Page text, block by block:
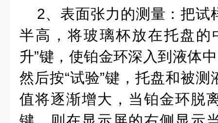
2、表面张力的测量：把试
半高，将玻璃杯放在托盘的
升”键，使铂金环深入到液体
然后按“试验”键，托盘和被
值将逐渐增大，当铂金环脱